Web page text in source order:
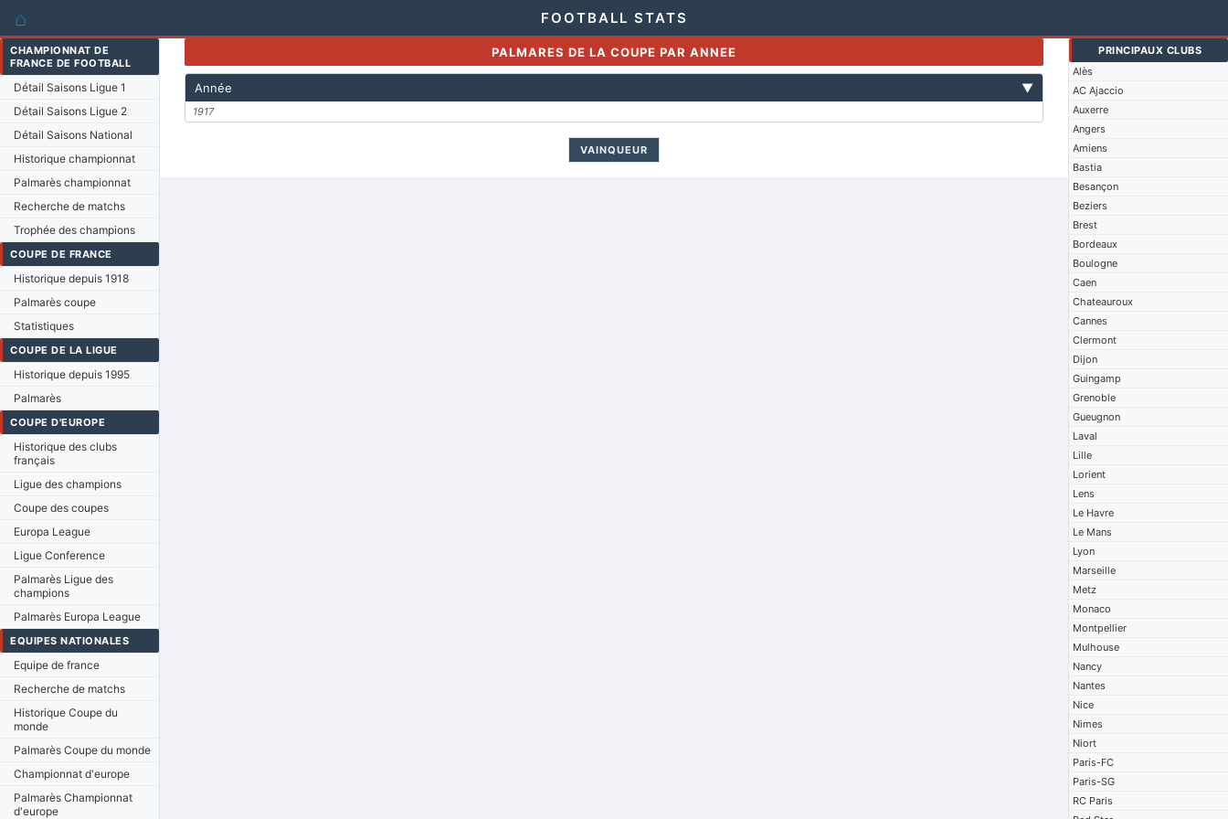
⌂ FOOTBALL STATS
CHAMPIONNAT DE
FRANCE DE FOOTBALL
Détail Saisons Ligue 1
Détail Saisons Ligue 2
Détail Saisons National
Historique championnat
Palmarès championnat
Recherche de matchs
Trophée des champions
COUPE DE FRANCE
Historique depuis 1918
Palmarès coupe
Statistiques
COUPE DE LA LIGUE
Historique depuis 1995
Palmarès
COUPE D'EUROPE
Historique des clubs
français
Ligue des champions
Coupe des coupes
Europa League
Ligue Conference
Palmarès Ligue des
champions
Palmarès Europa League
EQUIPES NATIONALES
Equipe de france
Recherche de matchs
Historique Coupe du
monde
Palmarès Coupe du monde
Championnat d'europe
Palmarès Championnat
d'europe
PRINCIPAUX CLUBS
Alès
AC Ajaccio
Auxerre
Angers
Amiens
Bastia
Besançon
Beziers
Brest
Bordeaux
Boulogne
Caen
Chateauroux
Cannes
Clermont
Dijon
Guingamp
Grenoble
Gueugnon
Laval
Lille
Lorient
Lens
Le Havre
Le Mans
Lyon
Marseille
Metz
Monaco
Montpellier
Mulhouse
Nancy
Nantes
Nice
Nimes
Niort
Paris-FC
Paris-SG
RC Paris
PALMARES DE LA COUPE PAR ANNEE
Année ▼
1917
VAINQUEUR